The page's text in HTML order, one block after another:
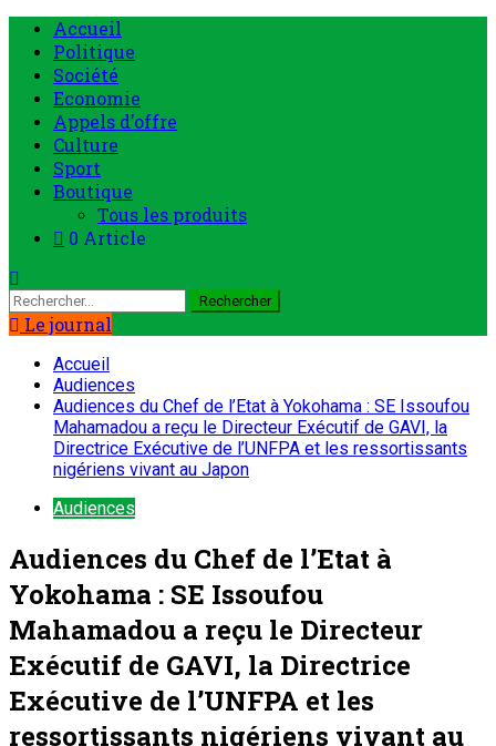
Accueil
Politique
Société
Economie
Appels d’offre
Culture
Sport
Boutique
Tous les produits
0 Article
Le journal
Accueil
Audiences
Audiences du Chef de l’Etat à Yokohama : SE Issoufou
Mahamadou a reçu le Directeur Exécutif de GAVI, la
Directrice Exécutive de l’UNFPA et les ressortissants
nigériens vivant au Japon
Audiences
Audiences du Chef de l’Etat à
Yokohama : SE Issoufou
Mahamadou a reçu le Directeur
Exécutif de GAVI, la Directrice
Exécutive de l’UNFPA et les
ressortissants nigériens vivant au